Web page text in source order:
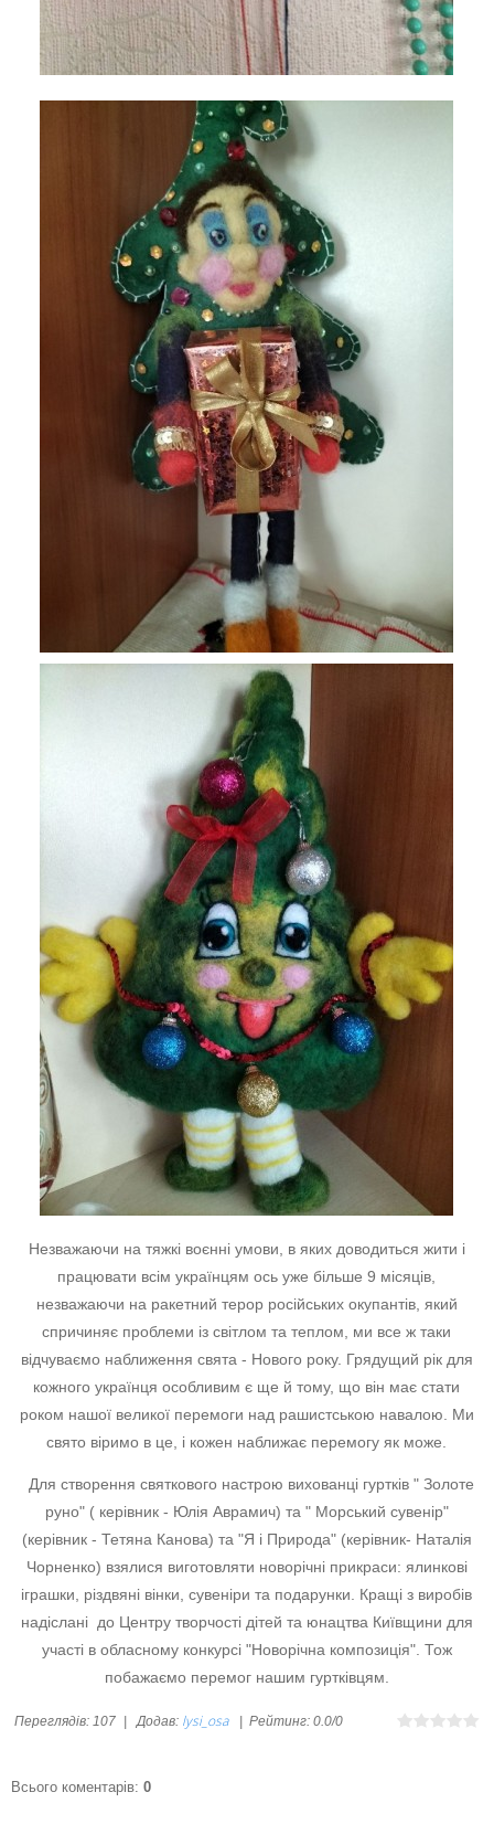
Незважаючи на тяжкі воєнні умови, в яких доводиться жити і
працювати всім українцям ось уже більше 9 місяців,
незважаючи на ракетний терор російських окупантів, який
спричиняє проблеми із світлом та теплом, ми все ж таки
відчуваємо наближення свята - Нового року. Грядущий рік для
кожного українця особливим є ще й тому, що він має стати
роком нашої великої перемоги над рашистською навалою. Ми
свято віримо в це, і кожен наближає перемогу як може.
Для створення святкового настрою вихованці гуртків " Золоте
руно" ( керівник - Юлія Аврамич) та " Морський сувенір"
(керівник - Тетяна Канова) та "Я і Природа" (керівник- Наталія
Чорненко) взялися виготовляти новорічні прикраси: ялинкові
іграшки, різдвяні вінки, сувеніри та подарунки. Кращі з виробів
надіслані до Центру творчості дітей та юнацтва Київщини для
участі в обласному конкурсі "Новорічна композиція". Тож
побажаємо перемог нашим гуртківцям.
Переглядів: 107 Додав: lysi_osa Рейтинг: 0.0/0
Всього коментарів: 0